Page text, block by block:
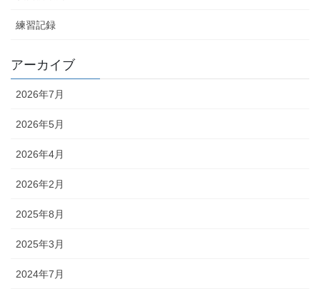
練習記録
アーカイブ
2026年7月
2026年5月
2026年4月
2026年2月
2025年8月
2025年3月
2024年7月